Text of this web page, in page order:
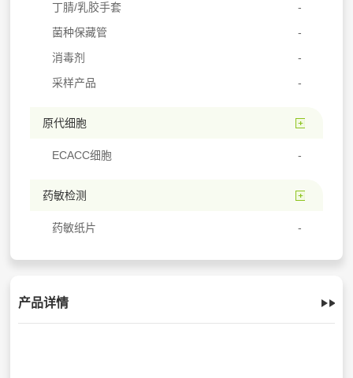
丁腈/乳胶手套
菌种保藏管
消毒剂
采样产品
原代细胞
ECACC细胞
药敏检测
药敏纸片
产品详情